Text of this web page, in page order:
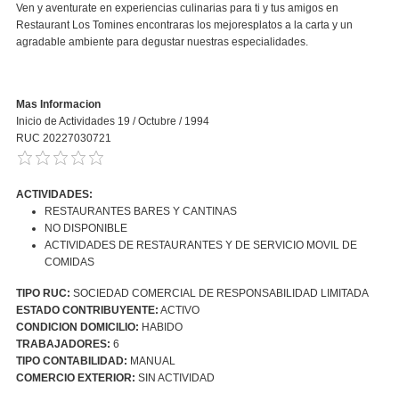
Ven y aventurate en experiencias culinarias para ti y tus amigos en
Restaurant Los Tomines encontraras los mejoresplatos a la carta y un
agradable ambiente para degustar nuestras especialidades.
Mas Informacion
Inicio de Actividades 19 / Octubre / 1994
RUC 20227030721
ACTIVIDADES:
RESTAURANTES BARES Y CANTINAS
NO DISPONIBLE
ACTIVIDADES DE RESTAURANTES Y DE SERVICIO MOVIL DE
COMIDAS
TIPO RUC: SOCIEDAD COMERCIAL DE RESPONSABILIDAD LIMITADA
ESTADO CONTRIBUYENTE: ACTIVO
CONDICION DOMICILIO: HABIDO
TRABAJADORES: 6
TIPO CONTABILIDAD: MANUAL
COMERCIO EXTERIOR: SIN ACTIVIDAD